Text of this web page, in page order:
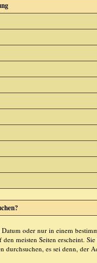
oder nur in einem
meisten Seiten erscheint.
durchsuchen, es sei denn, der